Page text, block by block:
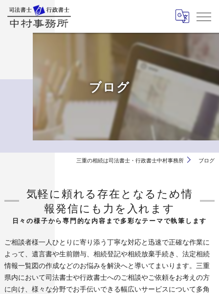
ブログ
三重の相続は司法書士・行政書士中村事務所 ブログ
気軽に頼れる存在となるため情
報発信にも力を入れます
日々の様子から専門的な内容まで多彩なテーマで執筆します
ご相談者様一人ひとりに寄り添う丁寧な対応と迅速で正確な作業に
よって、遺言書や生前贈与、相続登記や相続放棄手続き、法定相続
情報一覧図の作成などのお悩みを解決へと導いてまいります。三重
県内において司法書士や行政書士へのご相談やご依頼をお考えの方
に向け、様々な分野でお手伝いできる幅広いサービスについて多角